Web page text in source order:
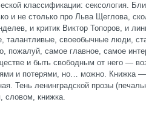
классификации: сексология.
и не столько про Льва Щеглова,
и критик Виктор Топоров, и
талантливые, своеобычные люди,
пожалуй, самое главное, самое
и быть свободным от него —
и потерями, но… можно. Книжка
Тень ленинградской прозы
словом, книжка.